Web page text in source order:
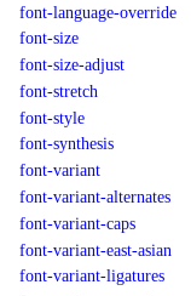
font-language-override
font-size
font-size-adjust
font-stretch
font-style
font-synthesis
font-variant
font-variant-alternates
font-variant-caps
font-variant-east-asian
font-variant-ligatures